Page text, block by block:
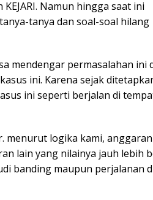
Namun hingga saat ini
tanya dan soal-soal hilang
mendengar permasalahan ini
ini. Karena sejak
ini seperti berjalan di
menurut logika kami,
lain yang nilainya jauh lebih
banding maupun perjalanan